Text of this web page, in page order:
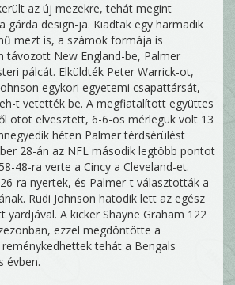
az új mezekre, tehát megint
gárda design-ja. Kiadtak egy harmadik
mezt is, a számok formája is
távozott New England-be, Palmer
pálcát. Elküldték Peter Warrick-ot,
egykori egyetemi csapattársát,
t vetették be. A megfiatalított együttes
ötöt elvesztett, 6-6-os mérlegük volt 13
héten Palmer térdsérülést
28-án az NFL második legtöbb pontot
48-ra verte a Cincy a Cleveland-et.
ra nyertek, és Palmer-t választották a
Rudi Johnson hatodik lett az egész
yardjával. A kicker Shayne Graham 122
ezzel megdöntötte a
tehát a Bengals
évben.